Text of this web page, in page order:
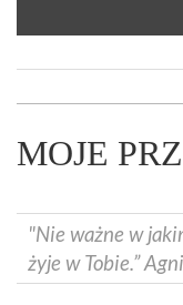
MOJE
"Nie ważne w
żyje w Tobie.”